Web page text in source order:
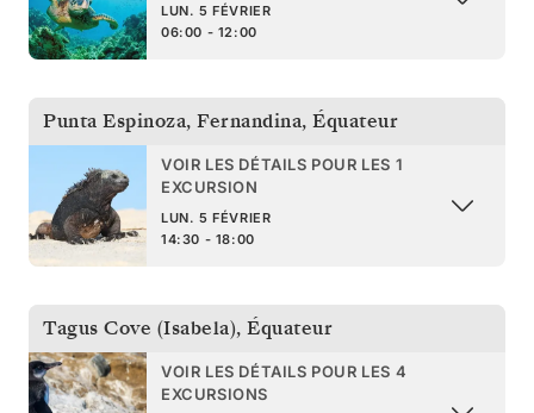
LUN. 5 FÉVRIER
06:00 - 12:00
Punta Espinoza, Fernandina, Équateur
VOIR LES DÉTAILS POUR LES 1
EXCURSION
LUN. 5 FÉVRIER
14:30 - 18:00
Tagus Cove (Isabela), Équateur
VOIR LES DÉTAILS POUR LES 4
EXCURSIONS